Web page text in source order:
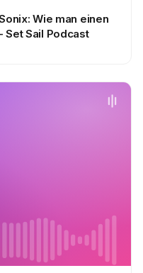
Wie man einen
Set Sail Podcast